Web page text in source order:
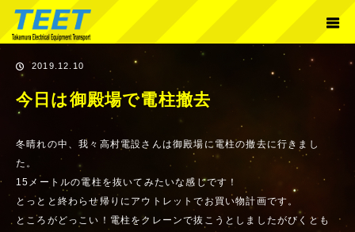
お知らせ
2019.12.10
今日は御殿場で電柱撤去
冬晴れの中、我々高村電設さんは御殿場に電柱の撤去に行きまし
た。
15メートルの電柱を抜いてみたいな感じです！
とっとと終わらせ帰りにアウトレットでお買い物計画です。
ところがどっこい！電柱をクレーンで抜こうとしましたがびくとも